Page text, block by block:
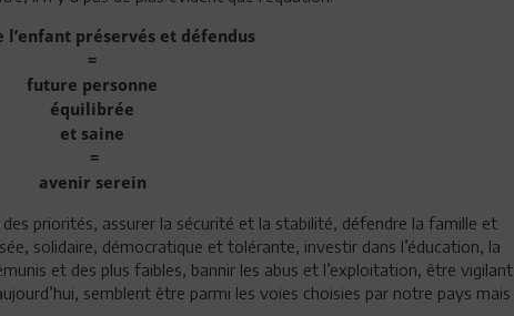
l’enfant préservés et défendus
=
future personne
équilibrée
et saine
=
avenir serein
priorités, assurer la sécurité et la stabilité, défendre la famille et
solidaire, démocratique et tolérante, investir dans l’éducation, la
et des plus faibles, bannir les abus et l’exploitation, être vigilant
semblent être parmi les voies choisies par notre pays mais